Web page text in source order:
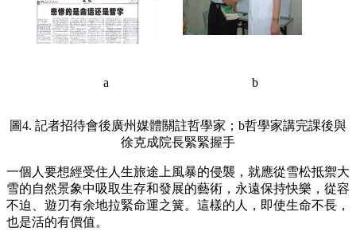
a b
圖4. 記者招待會後廣州媒體關註哲學家；b哲學家講完課後與
徐克成院長緊緊握手
一個人要想經受住人生旅途上風暴的侵襲，就應從雪松抵禦大
雪的自然景象中吸取生存和發展的藝術，永遠保持快樂，從容
不迫、遊刃有余地拉緊命運之簧。這樣的人，即使生命不長，
也是活的有價值。